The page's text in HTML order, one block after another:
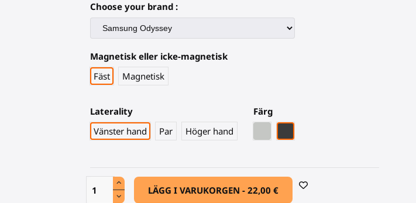
Choose your brand :
Magnetisk eller icke-magnetisk
Fäst
Magnetisk
Laterality
Vänster hand
Par Höger hand
Färg
LÄGG I VARUKORGEN -22,00 €